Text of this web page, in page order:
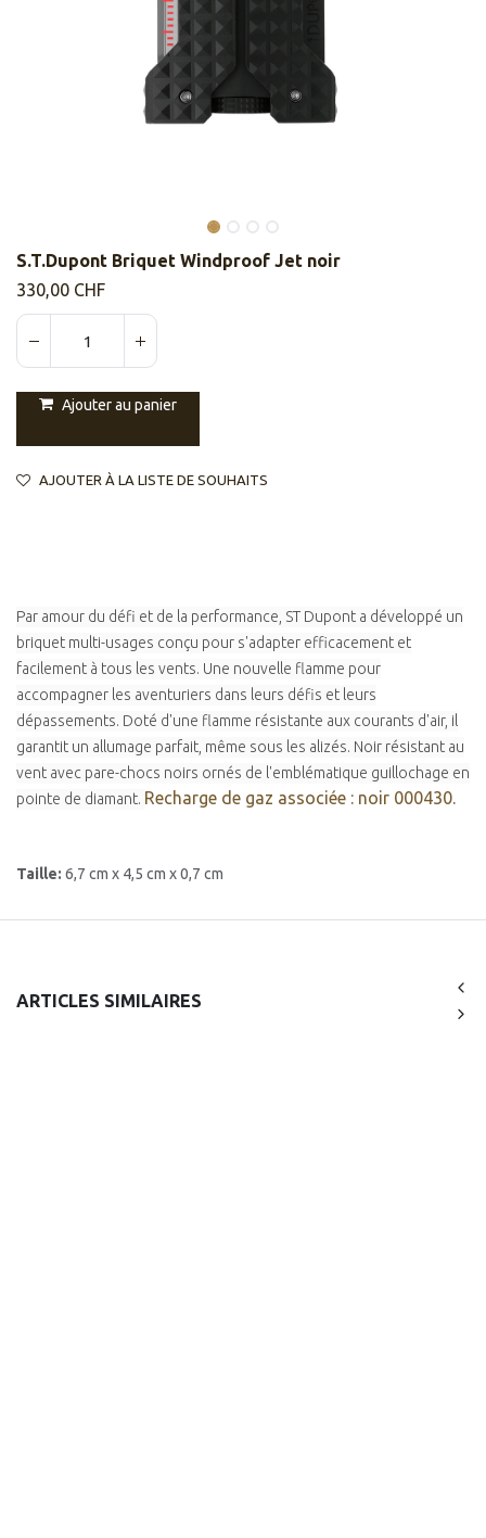
S.T.Dupont Briquet Windproof Jet noir
330,00 CHF
Ajouter au panier
AJOUTER À LA LISTE DE SOUHAITS
Par amour du défi et de la performance, ST Dupont a développé un
briquet multi-usages conçu pour s'adapter efficacement et
facilement à tous les vents. Une nouvelle flamme pour
accompagner les aventuriers dans leurs défis et leurs
dépassements. Doté d'une flamme résistante aux courants d'air, il
garantit un allumage parfait, même sous les alizés. Noir résistant au
vent avec pare-chocs noirs ornés de l'emblématique guillochage en
pointe de diamant. Recharge de gaz associée : noir 000430.
Taille: 6,7 cm x 4,5 cm x 0,7 cm
ARTICLES SIMILAIRES